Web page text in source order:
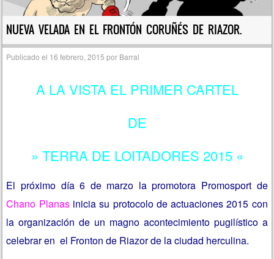
NUEVA VELADA EN EL FRONTÓN CORUÑÉS DE RIAZOR.
Publicado el 16 febrero, 2015 por Barral
A LA VISTA EL PRIMER CARTEL
DE
» TERRA DE LOITADORES 2015 «
El próximo día 6 de marzo la promotora Promosport de
Chano Planasinicia su protocolo de actuaciones 2015 con
la organización de un magno acontecimiento pugilístico a
celebrar en el Fronton de Riazor de la ciudad herculina.